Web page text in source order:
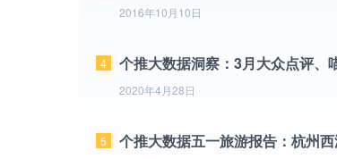
2016年10月10日
4
2020年4月28日
5